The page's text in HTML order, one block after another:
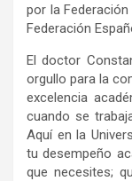
por la Federación
Federación
El doctor
orgullo para la
excelencia
cuando se
Aquí en la
tu desempeño
que necesites;